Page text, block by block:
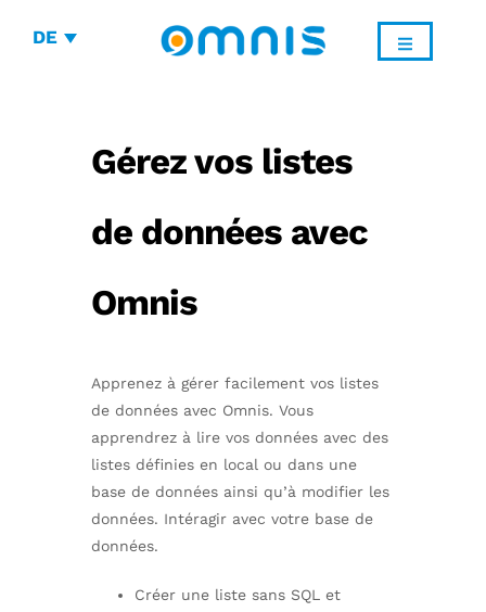
DE
Gérez vos listes
de données avec
Omnis
Apprenez à gérer facilement vos listes
de données avec Omnis. Vous
apprendrez à lire vos données avec des
listes définies en local ou dans une
base de données ainsi qu’à modifier les
données. Intéragir avec votre base de
données.
Créer une liste sans SQL et